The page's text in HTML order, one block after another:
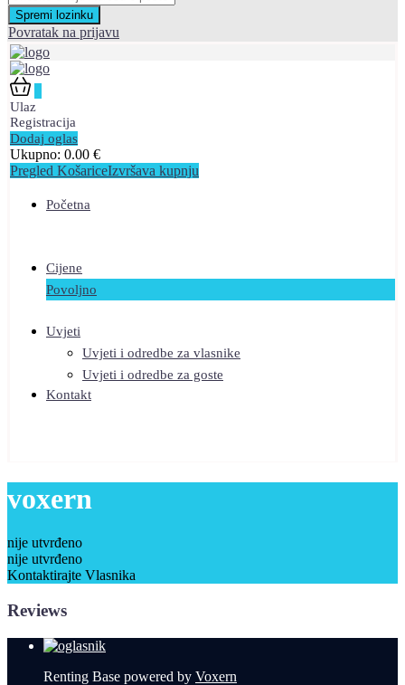
Spremi lozinku
Povratak na prijavu
Ulaz
Registracija
Dodaj oglas
Ukupno: 0.00 €
Pregled KošariceIzvršava kupnju
Početna
Cijene
Povoljno
Uvjeti
Uvjeti i odredbe za vlasnike
Uvjeti i odredbe za goste
Kontakt
voxern
nije utvrđeno
nije utvrđeno
Kontaktirajte Vlasnika
Reviews
Renting Base powered by Voxern